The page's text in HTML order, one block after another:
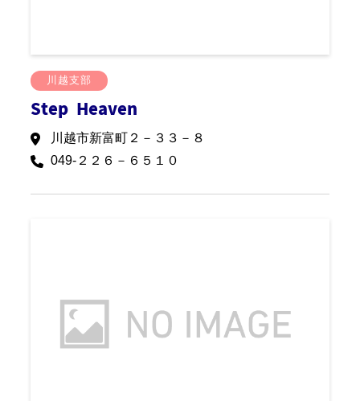
川越支部
Step Heaven
川越市新富町２－３３－８
049-２２６－６５１０